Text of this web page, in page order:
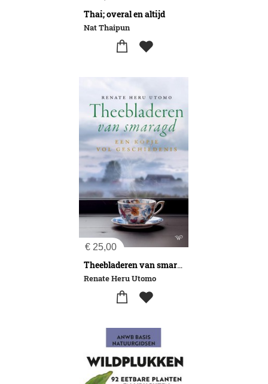
Thai; overal en altijd
Nat Thaipun
€ 25,00
Theebladeren van smaragd
Renate Heru Utomo